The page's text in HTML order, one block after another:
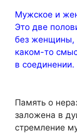
Мужское и
Это две
без
каком-то
в соединении.
Память о
заложена в
стремление